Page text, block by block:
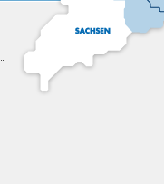
13:30